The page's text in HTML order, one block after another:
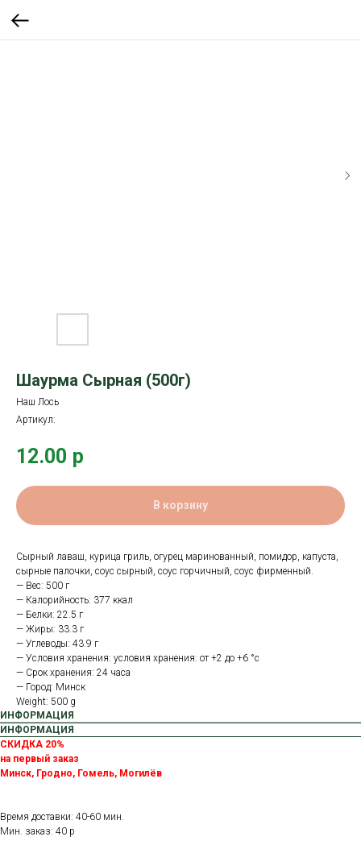
Шаурма Сырная (500г)
Наш Лось
Артикул:
12.00 р
В корзину
Сырный лаваш, курица гриль, огурец маринованный, помидор, капуста,
сырные палочки, соус сырный, соус горчичный, соус фирменный.
— Вес: 500 г
— Калорийность: 377 ккал
— Белки: 22.5 г
— Жиры: 33.3 г
— Углеводы: 43.9 г
— Условия хранения: условия хранения: от +2 до +6 °с
— Срок хранения: 24 часа
— Город: Минск
Weight: 500 g
ИНФОРМАЦИЯ
ИНФОРМАЦИЯ
СКИДКА 20%
на первый заказ
Минск, Гродно, Гомель, Могилёв
Время доставки: 40-60 мин.
Мин. заказ: 40 р